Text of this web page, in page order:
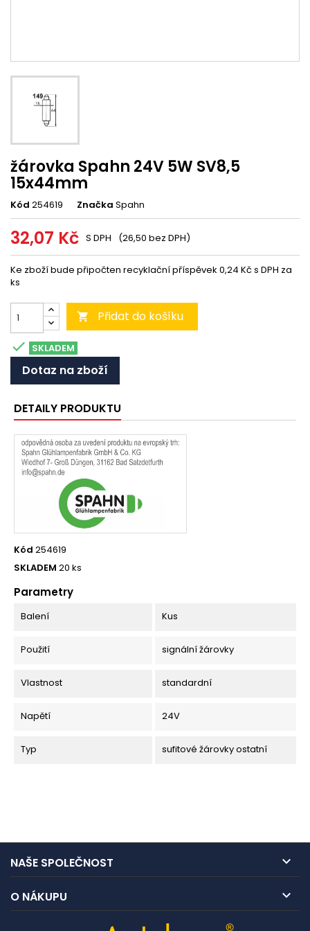
žárovka Spahn 24V 5W SV8,5
15x44mm
Kód 254619 Značka Spahn
32,07 Kč S DPH (26,50 bez DPH)
Ke zboží bude připočten recyklační příspěvek 0,24 Kč s DPH za
ks
 Přidat do košíku
 SKLADEM
Dotaz na zboží
DETAILY PRODUKTU
Kód 254619
SKLADEM 20 ks
Parametry
Balení Kus
Použití signální žárovky
Vlastnost standardní
Napětí 24V
Typ sufitové žárovky ostatní
NAŠE SPOLEČNOST 
O NÁKUPU 